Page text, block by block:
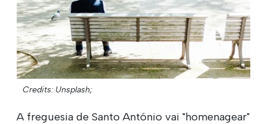
Credits: Unsplash;
A freguesia de Santo António vai "homenagear"